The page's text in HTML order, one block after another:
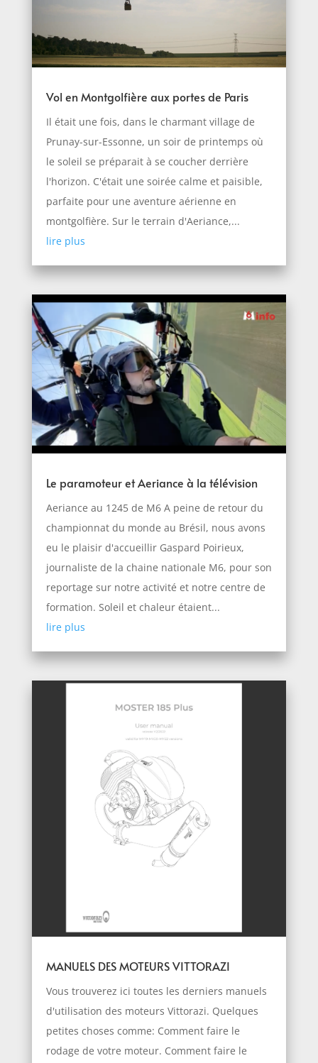
Vol en Montgolfière aux portes de Paris
Il était une fois, dans le charmant village de
Prunay-sur-Essonne, un soir de printemps où
le soleil se préparait à se coucher derrière
l'horizon. C'était une soirée calme et paisible,
parfaite pour une aventure aérienne en
montgolfière. Sur le terrain d'Aeriance,...
lire plus
Le paramoteur et Aeriance à la télévision
Aeriance au 1245 de M6 A peine de retour du
championnat du monde au Brésil, nous avons
eu le plaisir d'accueillir Gaspard Poirieux,
journaliste de la chaine nationale M6, pour son
reportage sur notre activité et notre centre de
formation. Soleil et chaleur étaient...
lire plus
MANUELS DES MOTEURS VITTORAZI
Vous trouverez ici toutes les derniers manuels
d'utilisation des moteurs Vittorazi. Quelques
petites choses comme: Comment faire le
rodage de votre moteur. Comment faire le